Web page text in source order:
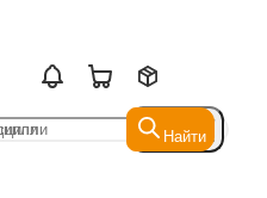
Найти
Найти